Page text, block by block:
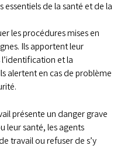
essentiels de la santé et de la
les procédures mises en
Ils apportent leur
et la
alertent en cas de problème
présente un danger grave
leur santé, les agents
travail ou refuser de s’y